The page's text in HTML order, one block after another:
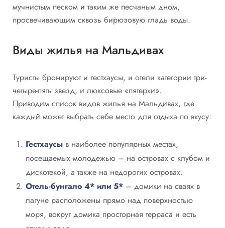
мучнистым песком и таким же песчаным дном,
просвечивающим сквозь бирюзовую гладь воды.
Виды жилья на Мальдивах
Туристы бронируют и гестхаусы, и отели категории три-
четыре-пять звезд, и люксовые «пятерки».
Приводим список видов жилья на Мальдивах, где
каждый может выбрать себе место для отдыха по вкусу:
Гестхаусы в наиболее популярных местах,
посещаемых молодежью – на островах с клубом и
дискотекой, а также на недорогих островах.
Отель-бунгало 4* или 5* – домики на сваях в
лагуне расположены прямо над поверхностью
моря, вокруг домика просторная терраса и есть